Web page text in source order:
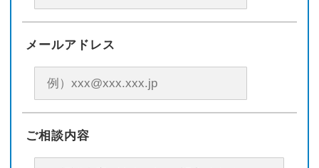
メールアドレス
ご相談内容